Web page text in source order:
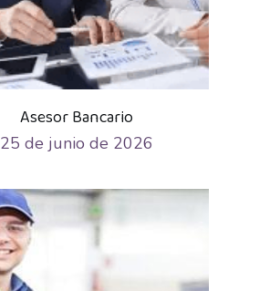
Asesor Bancario
25 de junio de 2026